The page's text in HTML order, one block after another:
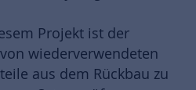
Projekt ist der
wiederverwendeten
aus dem Rückbau zu